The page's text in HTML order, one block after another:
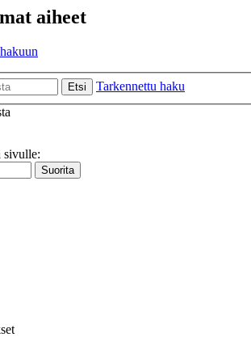
aiheet
Etsi
Tarkennettu haku
sivulle: